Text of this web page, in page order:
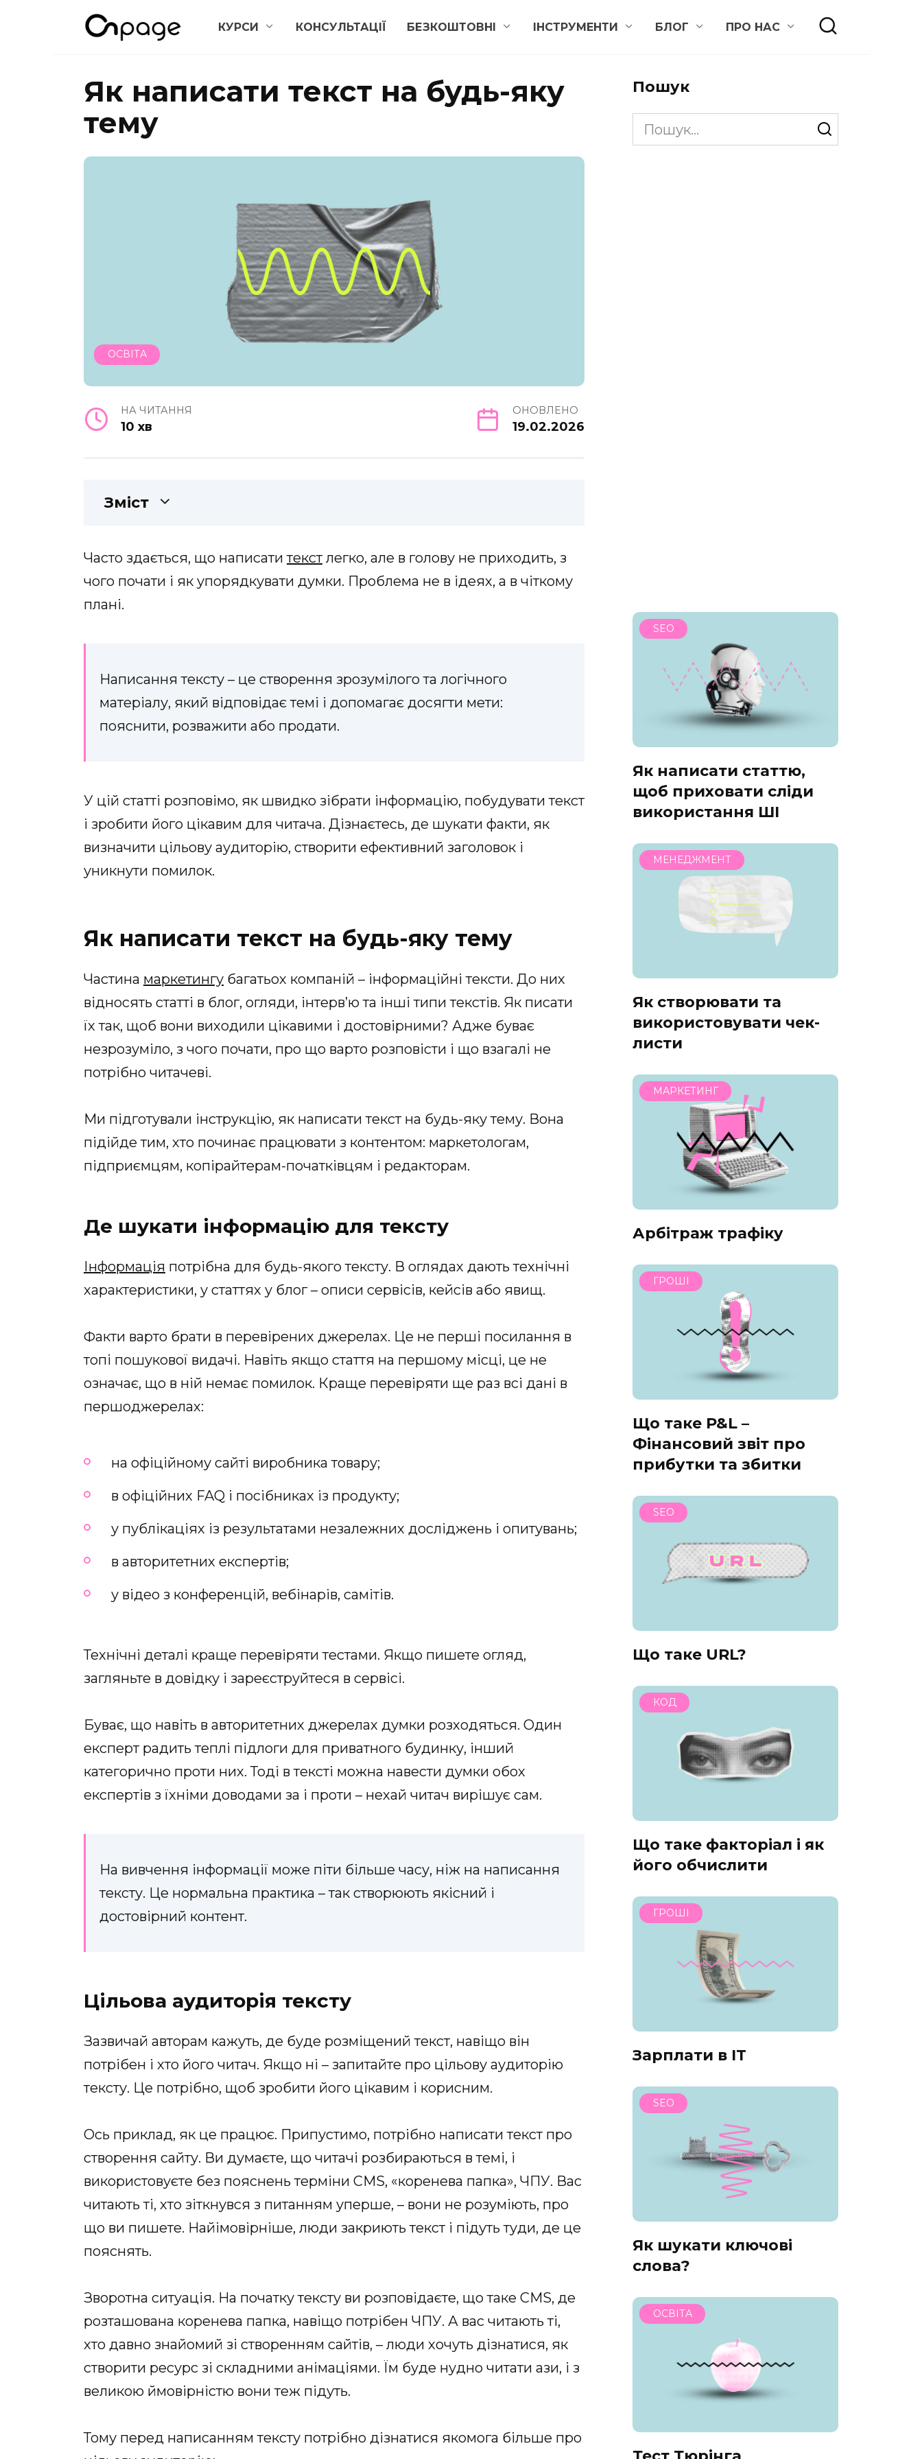
КУРСИ КОНСУЛЬТАЦІЇ БЕЗКОШТОВНІ ІНСТРУМЕНТИ БЛОГ ПРО НАС
Як написати текст на будь-яку
тему
ОСВІТА
НА ЧИТАННЯ
10 хв
ОНОВЛЕНО
19.02.2026
Зміст
Часто здається, що написатитекстлегко, але в голову не приходить, з
чого почати і як упорядкувати думки. Проблема не в ідеях, а в чіткому
плані.
Написання тексту – це створення зрозумілого та логічного
матеріалу, який відповідає темі і допомагає досягти мети:
пояснити, розважити або продати.
У цій статті розповімо, як швидко зібрати інформацію, побудувати текст
і зробити його цікавим для читача. Дізнаєтесь, де шукати факти, як
визначити цільову аудиторію, створити ефективний заголовок і
уникнути помилок.
Як написати текст на будь-яку тему
Частина маркетингу багатьох компаній – інформаційні тексти. До них
відносять статті в блог, огляди, інтерв’ю та інші типи текстів. Як писати
їх так, щоб вони виходили цікавими і достовірними? Адже буває
незрозуміло, з чого почати, про що варто розповісти і що взагалі не
потрібно читачеві.
Ми підготували інструкцію, як написати текст на будь-яку тему. Вона
підійде тим, хто починає працювати з контентом: маркетологам,
підприємцям, копірайтерам-початківцям і редакторам.
Де шукати інформацію для тексту
Інформація потрібна для будь-якого тексту. В оглядах дають технічні
характеристики, у статтях у блог – описи сервісів, кейсів або явищ.
Факти варто брати в перевірених джерелах. Це не перші посилання в
топі пошукової видачі. Навіть якщо стаття на першому місці, це не
означає, що в ній немає помилок. Краще перевіряти ще раз всі дані в
першоджерелах:
на офіційному сайті виробника товару;
в офіційних FAQ і посібниках із продукту;
у публікаціях із результатами незалежних досліджень і опитувань;
в авторитетних експертів;
у відео з конференцій, вебінарів, самітів.
Технічні деталі краще перевіряти тестами. Якщо пишете огляд,
загляньте в довідку і зареєструйтеся в сервісі.
Буває, що навіть в авторитетних джерелах думки розходяться. Один
експерт радить теплі підлоги для приватного будинку, інший
категорично проти них. Тоді в тексті можна навести думки обох
експертів з їхніми доводами за і проти – нехай читач вирішує сам.
На вивчення інформації може піти більше часу, ніж на написання
тексту. Це нормальна практика – так створюють якісний і
достовірний контент.
Цільова аудиторія тексту
Зазвичай авторам кажуть, де буде розміщений текст, навіщо він
потрібен і хто його читач. Якщо ні – запитайте про цільову аудиторію
тексту. Це потрібно, щоб зробити його цікавим і корисним.
Ось приклад, як це працює. Припустимо, потрібно написати текст про
створення сайту. Ви думаєте, що читачі розбираються в темі, і
використовуєте без пояснень терміни CMS, «коренева папка», ЧПУ. Вас
читають ті, хто зіткнувся з питанням уперше, – вони не розуміють, про
що ви пишете. Найімовірніше, люди закриють текст і підуть туди, де це
пояснять.
Зворотна ситуація. На початку тексту ви розповідаєте, що таке CMS, де
розташована коренева папка, навіщо потрібен ЧПУ. А вас читають ті,
хто давно знайомий зі створенням сайтів, – люди хочуть дізнатися, як
створити ресурс зі складними анімаціями. Їм буде нудно читати ази, і з
великою ймовірністю вони теж підуть.
Тому перед написанням тексту потрібно дізнатися якомога більше про
Пошук
Search
for:
SEO
Як написати статтю,
щоб приховати сліди
використання ШІ
МЕНЕДЖМЕНТ
Як створювати та
використовувати чек-
листи
МАРКЕТИНГ
Арбітраж трафіку
ГРОШІ
Що таке P&L –
Фінансовий звіт про
прибутки та збитки
SEO
Що таке URL?
КОД
Що таке факторіал і як
його обчислити
ГРОШІ
Зарплати в IT
SEO
Як шукати ключові
слова?
ОСВІТА